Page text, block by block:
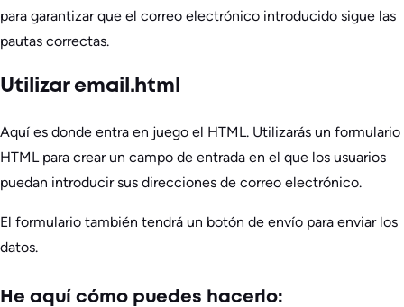
para garantizar que el correo electrónico introducido sigue las
pautas correctas.
Utilizar email.html
Aquí es donde entra en juego el HTML. Utilizarás un formulario
HTML para crear un campo de entrada en el que los usuarios
puedan introducir sus direcciones de correo electrónico.
El formulario también tendrá un botón de envío para enviar los
datos.
He aquí cómo puedes hacerlo: